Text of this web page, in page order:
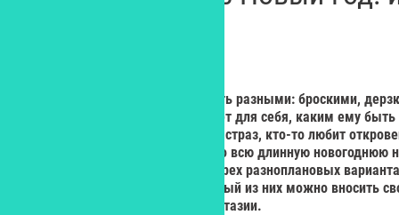
Праздничные образы могут быть разными: броскими,
тихими. И каждый сам выбирает для себя, каким ему быть
Кто-то обожает мишуру и блеск страз, кто-то любит
– такие, в которых будет удобно всю длинную
каждого и хотим рассказать о трех разноплановых
актуальных в этом году. В каждый из них можно вносить
отправная точка для вашей фантазии.